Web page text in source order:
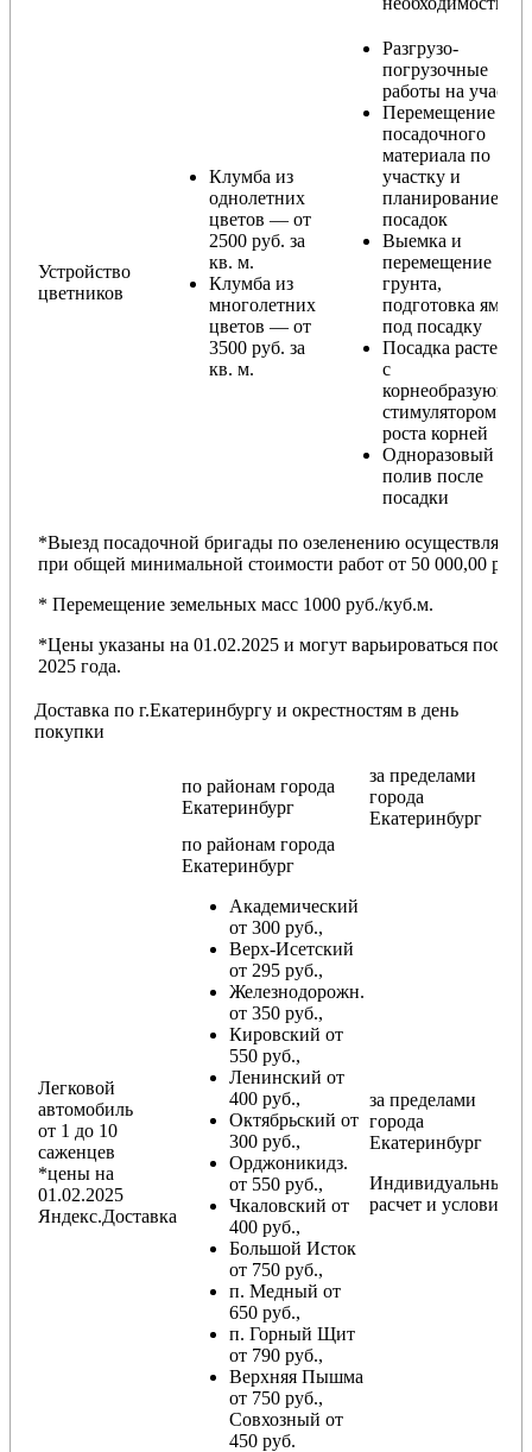
Устройство
цветников
Клумба из
однолетних
цветов — от
2500 руб. за
кв. м.
Клумба из
многолетних
цветов — от
3500 руб. за
кв. м.
Разгрузо-
погрузочные
работы на участке
Перемещение
посадочного
материала по
участку и
планирование
посадок
Выемка и
перемещение
грунта,
подготовка ямы
под посадку
Посадка растений
с
корнеобразующим
стимулятором
роста корней
Одноразовый
полив после
посадки
*Выезд посадочной бригады по озеленению осуществляется
при общей минимальной стоимости работ от 50 000,00 руб.
* Перемещение земельных масс 1000 руб./куб.м.
*Цены указаны на 01.02.2025 и могут варьироваться после
2025 года.
Доставка по г.Екатеринбургу и окрестностям в день
покупки
по районам города
Екатеринбург
за пределами
города
Екатеринбург
Легковой
автомобиль
от 1 до 10
саженцев
*цены на
01.02.2025
Яндекс.Доставка
по районам города
Екатеринбург
Академический
от 300 руб.,
Верх-Исетский
от 295 руб.,
Железнодорожн.
от 350 руб.,
Кировский от
550 руб.,
Ленинский от
400 руб.,
Октябрьский от
300 руб.,
Орджоникидз.
от 550 руб.,
Чкаловский от
400 руб.,
Большой Исток
от 750 руб.,
п. Медный от
650 руб.,
п. Горный Щит
от 790 руб.,
Верхняя Пышма
от 750 руб.,
Совхозный от
450 руб.
за пределами
города
Екатеринбург
Индивидуальный
расчет и условия